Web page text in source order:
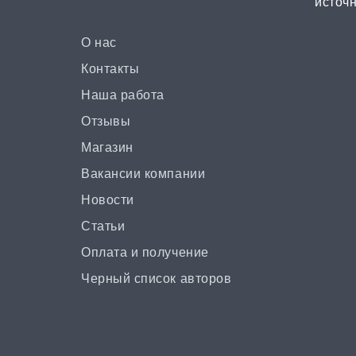
О нас
Контакты
Наша работа
Отзывы
Магазин
Вакансии компании
Новости
Статьи
Оплата и получение
Черный список авторов